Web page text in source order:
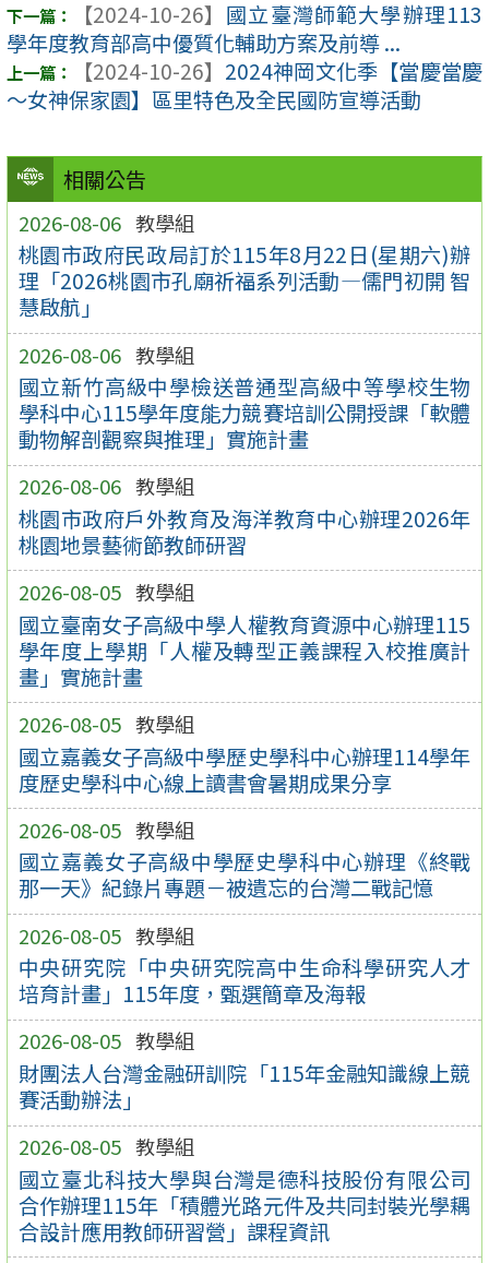
相關公告
2026-08-06 教學組
桃園市政府民政局訂於115年8月22日(星期六)辦
理「2026桃園市孔廟祈福系列活動—儒門初開 智
慧啟航」
2026-08-06 教學組
國立新竹高級中學檢送普通型高級中等學校生物
學科中心115學年度能力競賽培訓公開授課「軟體
動物解剖觀察與推理」實施計畫
2026-08-06 教學組
桃園市政府戶外教育及海洋教育中心辦理2026年
桃園地景藝術節教師研習
2026-08-05 教學組
國立臺南女子高級中學人權教育資源中心辦理115
學年度上學期「人權及轉型正義課程入校推廣計
畫」實施計畫
2026-08-05 教學組
國立嘉義女子高級中學歷史學科中心辦理114學年
度歷史學科中心線上讀書會暑期成果分享
2026-08-05 教學組
國立嘉義女子高級中學歷史學科中心辦理《終戰
那一天》紀錄片專題－被遺忘的台灣二戰記憶
2026-08-05 教學組
中央研究院「中央研究院高中生命科學研究人才
培育計畫」115年度，甄選簡章及海報
2026-08-05 教學組
財團法人台灣金融研訓院「115年金融知識線上競
賽活動辦法」
2026-08-05 教學組
國立臺北科技大學與台灣是德科技股份有限公司
合作辦理115年「積體光路元件及共同封裝光學耦
合設計應用教師研習營」課程資訊
【2024-10-26】 國立臺灣師範大學辦理113
學年度教育部高中優質化輔助方案及前導 ...
【2024-10-26】 2024神岡文化季【當慶當慶
～女神保家園】區里特色及全民國防宣導活動